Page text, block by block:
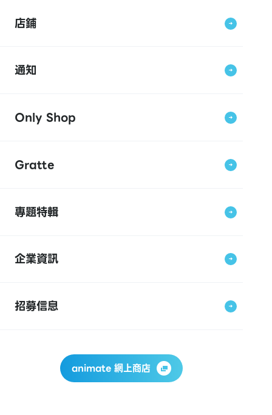
店鋪
通知
Only Shop
Gratte
專題特輯
企業資訊
招募信息
animate 網上商店